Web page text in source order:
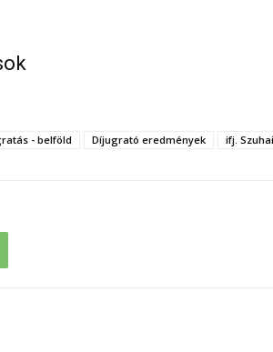
- belföld Díjugrató eredmények ifj.